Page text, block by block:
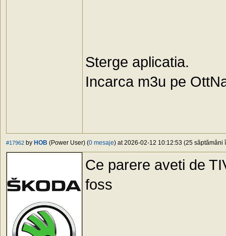
Sterge aplicatia.
Incarca m3u pe
#17962 by HOB (Power User) (0 mesaje) at 2026-02-12 10:12:53 (25 săptămâni
Ce parere aveti de
foss